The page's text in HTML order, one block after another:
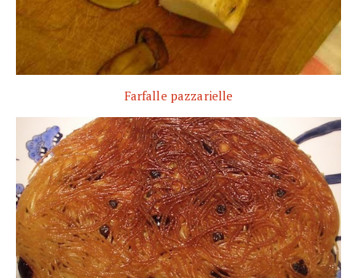
Farfalle pazzarielle